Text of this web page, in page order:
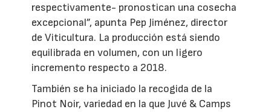
respectivamente- pronostican una cosecha
excepcional”, apunta Pep Jiménez, director
de Viticultura. La producción está siendo
equilibrada en volumen, con un ligero
incremento respecto a 2018.
También se ha iniciado la recogida de la
Pinot Noir, variedad en la que Juvé & Camps